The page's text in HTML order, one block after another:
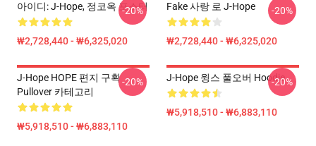
아이디: J-Hope, 정코옥 포스터
₩2,728,440 - ₩6,325,020
-20% Fake 사랑 로 J-Hope
₩2,728,440 - ₩6,325,020
-20%
J-Hope HOPE 편지 구획
Pullover 카테고리
₩5,918,510 - ₩6,883,110
-20% J-Hope 윙스 풀오버 Hoodie
₩5,918,510 - ₩6,883,110
-20%